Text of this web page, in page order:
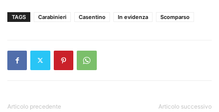
TAGS Carabinieri Casentino In evidenza Scomparso
Articolo precedente Articolo successivo